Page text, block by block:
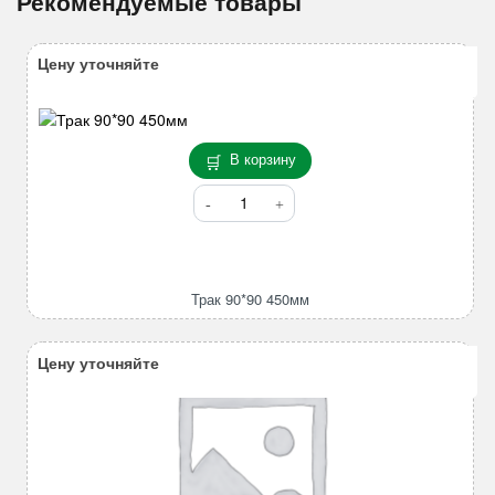
В корзину
Количество
товара
Трак 90*90 450мм
Цену уточняйте
Цену уточняйте